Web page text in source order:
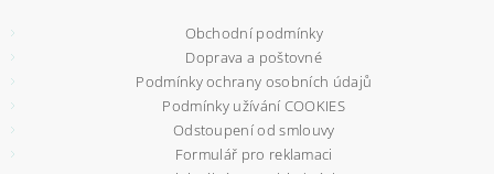
Obchodní podmínky
Doprava a poštovné
Podmínky ochrany osobních údajů
Podmínky užívání COOKIES
Odstoupení od smlouvy
Formulář pro reklamaci